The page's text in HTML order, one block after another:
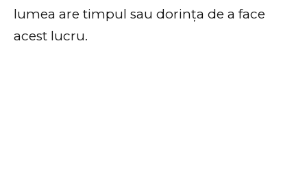
lumea are timpul sau dorința de a face
acest lucru.